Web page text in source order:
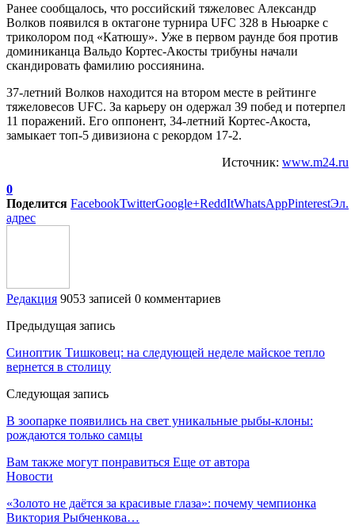
Ранее сообщалось, что российский тяжеловес Александр
Волков появился в октагоне турнира UFC 328 в Ньюарке с
триколором под «Катюшу». Уже в первом раунде боя против
доминиканца Вальдо Кортес-Акосты трибуны начали
скандировать фамилию россиянина.
37-летний Волков находится на втором месте в рейтинге
тяжеловесов UFC. За карьеру он одержал 39 побед и потерпел
11 поражений. Его оппонент, 34-летний Кортес-Акоста,
замыкает топ-5 дивизиона с рекордом 17-2.
Источник: www.m24.ru
0
Поделится FacebookTwitterGoogle+ReddItWhatsAppPinterestЭл.
адрес
Редакция 9053 записей 0 комментариев
Предыдущая запись
Синоптик Тишковец: на следующей неделе майское тепло
вернется в столицу
Следующая запись
В зоопарке появились на свет уникальные рыбы-клоны:
рождаются только самцы
Вам также могут понравиться Еще от автора
Новости
«Золото не даётся за красивые глаза»: почему чемпионка
Виктория Рыбченкова…